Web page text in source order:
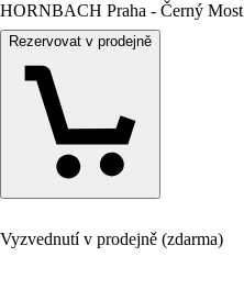
HORNBACH Praha - Černý Most
Rezervovat v prodejně
Vyzvednutí v prodejně (zdarma)